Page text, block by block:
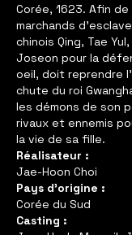
Corée, 1623. Afin
marchands
chinois Qing, Tae
Joseon pour la
oeil, doit reprendre
chute du roi
les démons de son
rivaux et ennemis
la vie de sa fille.
Réalisateur :
Jae-Hoon Choi
Pays d'origine :
Corée du Sud
Casting :